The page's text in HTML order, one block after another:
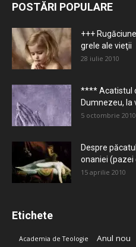
POSTĂRI POPULARE
+++
grele ale vieţii
28 iulie 2010
**** Acatistul
Dumnezeu, la
5 octombrie 2010
Despre
onaniei (pazei
15 aprilie 2010
Etichete
Academia de Teologie Anul nou